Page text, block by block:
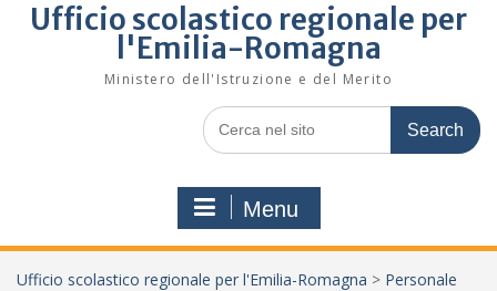
Ufficio scolastico regionale per
l'Emilia-Romagna
Ministero dell'Istruzione e del Merito
Search
for:
Menu
Ufficio scolastico regionale per l'Emilia-Romagna > Personale